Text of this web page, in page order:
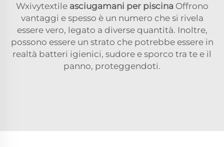
Wxivytextile asciugamani per piscina Offrono
vantaggi e spesso è un numero che si rivela
essere vero, legato a diverse quantità. Inoltre,
possono essere un strato che potrebbe essere in
realtà batteri igienici, sudore e sporco tra te e il
panno, proteggendoti.